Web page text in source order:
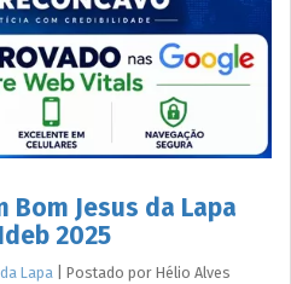
Bom Jesus da Lapa
2025
Lapa Postado por Hélio Alves